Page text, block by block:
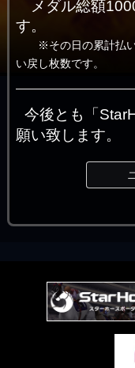
メダル総額
す。
※その日の累計払い
い戻し枚数です。
今後とも「
願い致します。